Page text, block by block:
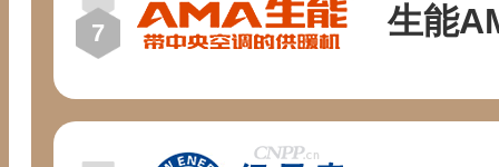
生能